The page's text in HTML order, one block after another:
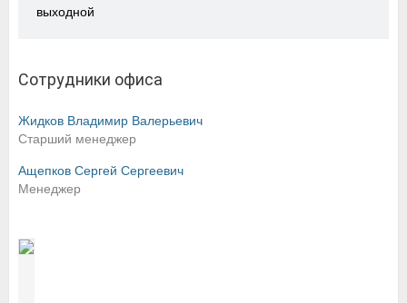
выходной
Сотрудники офиса
Жидков Владимир Валерьевич
Старший менеджер
Ащепков Сергей Сергеевич
Менеджер